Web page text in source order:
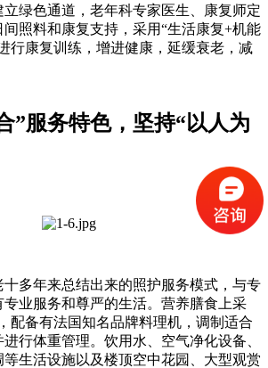
绿色通道，老年科专家医生、康复师定
照料和康复支持，采用“生活康复+机能
行康复训练，增进健康，延缓衰老，减
”服务特色，坚持“以人为
多年来总结出来的照护服务模式，与专
业服务和尊严的生活。营养膳食上采
配备有法国知名品牌料理机，调制适合
行体重管理。饮用水、空气净化设备、
等生活设施以及楼顶空中花园、大型观赏